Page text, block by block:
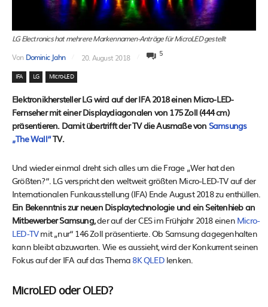
LG Electronics hat mehrere Markennamen-Anträge für MicroLED gestellt
Von Dominic Jahn 20. August 2018 5
IFA LG Micro-LED
Elektronikhersteller LG wird auf der IFA 2018 einen Micro-LED-
Fernseher mit einer Displaydiagonalen von 175 Zoll (444 cm)
präsentieren. Damit übertrifft der TV die Ausmaße von Samsungs
„The Wall“TV.
Und wieder einmal dreht sich alles um die Frage „Wer hat den
Größten?“. LG verspricht den weltweit größten Micro-LED-TV auf der
Internationalen Funkausstellung (IFA) Ende August 2018 zu enthüllen.
Ein Bekenntnis zur neuen Displaytechnologie und ein Seitenhieb an
Mitbewerber Samsung,der auf der CES im Frühjahr 2018 einen Micro-
LED-TVmit „nur“ 146 Zoll präsentierte. Ob Samsung dagegenhalten
kann bleibt abzuwarten. Wie es aussieht, wird der Konkurrent seinen
Fokus auf der IFA auf das Thema 8K QLEDlenken.
MicroLED oder OLED?